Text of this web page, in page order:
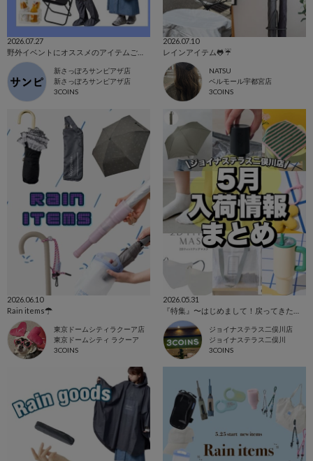
2026.07.27
新さっぽろサンピアザ店
新さっぽろサンピアザ店
3COINS
2026.07.10
レインアイテム🐸☔️
NATSU
ベルモール宇都宮店
3COINS
2026.06.10
Rain items☂
東京ドームシティラクーア店
東京ドームシティ ラクーア
3COINS
2026.05.31
ジョイナステラス二俣川店
ジョイナステラス二俣川
3COINS